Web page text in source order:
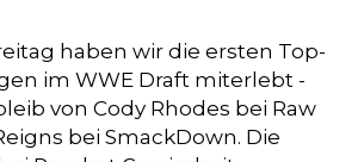
haben wir die ersten Top-
im WWE Draft miterlebt -
von Cody Rhodes bei Raw
bei SmackDown. Die